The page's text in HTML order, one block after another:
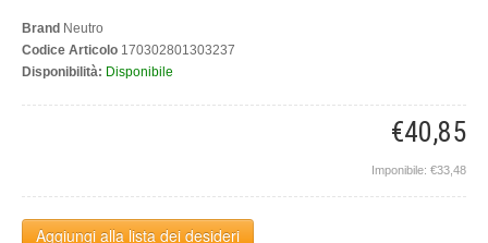
Brand Neutro
Codice Articolo 170302801303237
Disponibilità: Disponibile
€40,85
Imponibile: €33,48